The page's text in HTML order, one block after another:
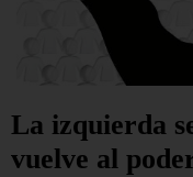
La izquierda
vuelve al